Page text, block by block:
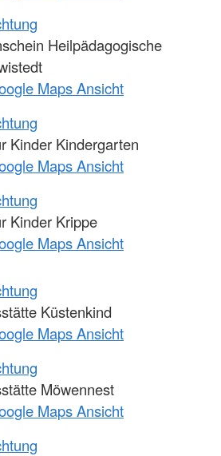
Heilpädagogische
Maps Ansicht
Kinder Kindergarten
Maps Ansicht
Kinder Krippe
Maps Ansicht
Küstenkind
Maps Ansicht
Möwennest
Maps Ansicht